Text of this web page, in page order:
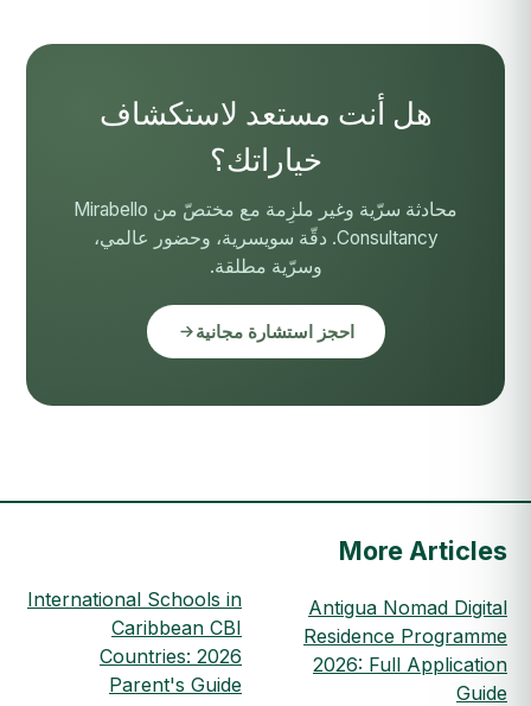
هل أنت مستعد لاستكشاف
خياراتك؟
محادثة سرّية وغير ملزِمة مع مختصّ من Mirabello
Consultancy. دقّة سويسرية، وحضور عالمي،
وسرّية مطلقة.
احجز استشارة مجانية
More Articles
Antigua Nomad Digital
Residence Programme
2026: Full Application
Guide
International Schools in
Caribbean CBI
Countries: 2026
Parent's Guide